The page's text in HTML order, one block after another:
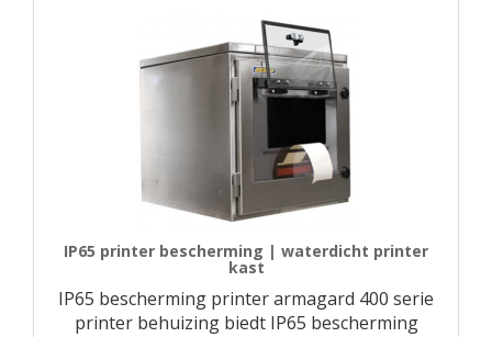
IP65 printer bescherming | waterdicht printer
kast
IP65 bescherming printer armagard 400 serie
printer behuizing biedt IP65 bescherming